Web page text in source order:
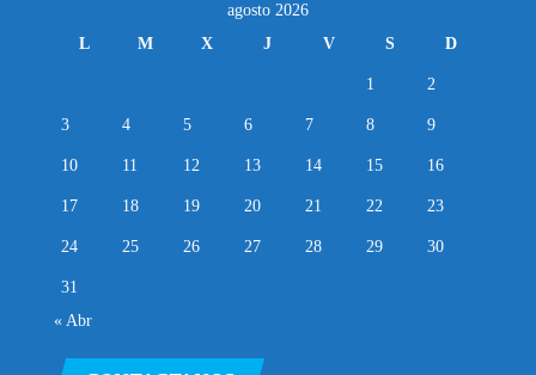
agosto 2026
L
M X J V S D
1 2
3 4 5 6 7 8 9
10 11 12 13 14 15 16
17 18 19 20 21 22 23
24 25 26 27 28 29 30
31
« Abr